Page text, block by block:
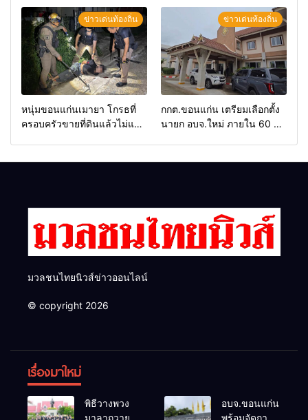
วันรพี เพื่อเชื่อมความสัมพันธ์
อันดีของหน่วยงานใน
กระบวนการยุติธรรม
ลงสมัครรับการเลือกตั้งหาก
คุณสมบัติครบ มั่นใจคนใช้
สิทธิ์ทะลุ 70%
ข่าวเด่นท้องถิ่น
หนุ่มขอนแก่นเมายา โกรธที่
ครอบครัวขายที่ดินแล้วไม่แบ่ง
ข่าวเด่นท้องถิ่น
กกต.ขอนแก่น เตรียมเลือกตั้ง
นายก อบจ.ใหม่ ภายใน 60 วัน
มวลชนไทยนิวส์ข่าวออนไลน์
© copyright 2026
เรื่องมาใหม่
พิธีวางพวง
มาลาถวาย
อบจ.ขอนแก่น
พร้อมจัดการ